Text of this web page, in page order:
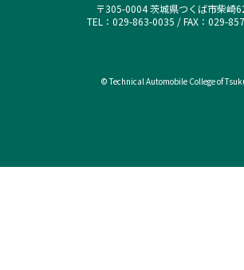
〒305-0004 茨城県つくば市柴崎
TEL：029-863-0035 / FAX：029-
© Technical Automobile College of